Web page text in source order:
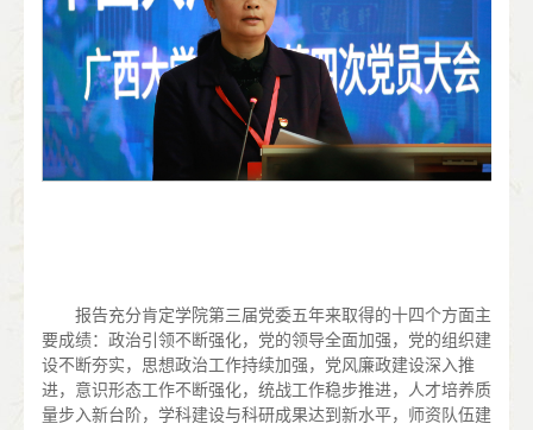
报告充分肯定学院第三届党委五年来取得的十四个方面主
要成绩：政治引领不断强化，党的领导全面加强，党的组织建
设不断夯实，思想政治工作持续加强，党风廉政建设深入推
进，意识形态工作不断强化，统战工作稳步推进，人才培养质
量步入新台阶，学科建设与科研成果达到新水平，师资队伍建